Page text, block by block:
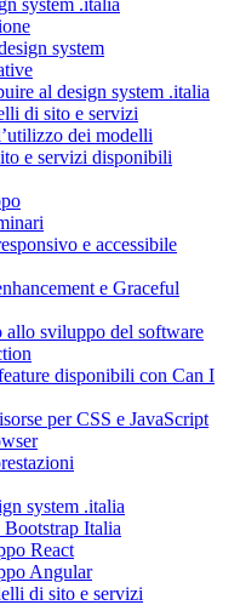
system
al design system .italia
di sito e servizi
dei modelli
e servizi disponibili
e accessibile
e Graceful
allo sviluppo del software
disponibili con Can I
per CSS e JavaScript
system .italia
Italia
React
Angular
di sito e servizi